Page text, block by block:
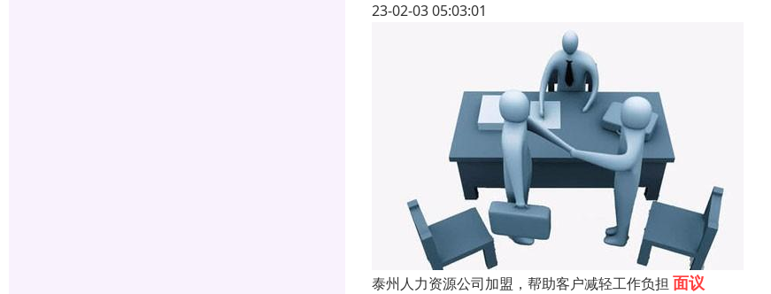
23-02-03 05:03:01
泰州人力资源公司加盟，帮助客户减轻工作负担 面议